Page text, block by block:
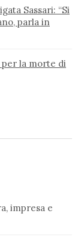
Sassari: “Si
parla in
per la morte di
impresa e